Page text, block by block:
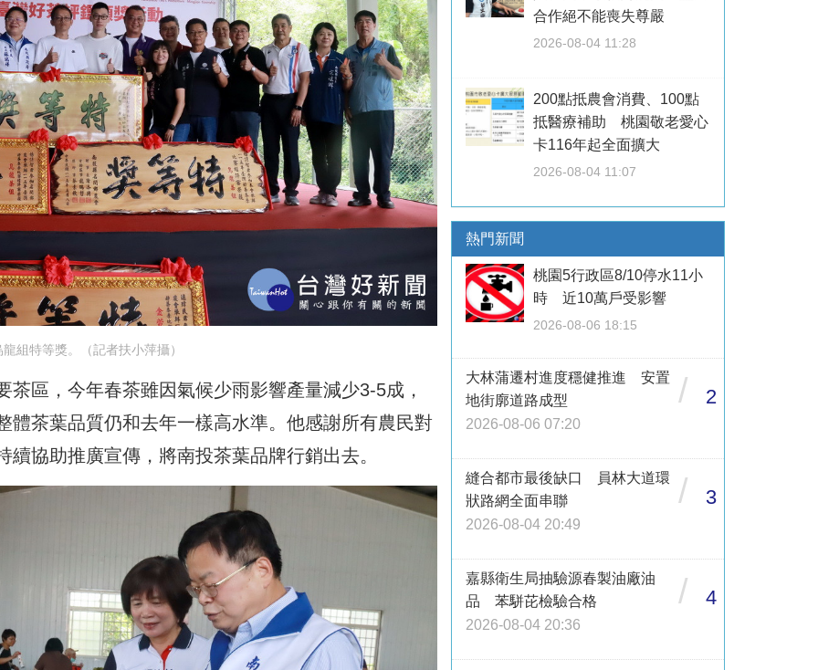
組特等獎。（記者扶小萍攝）
區，今年春茶雖因氣候少雨影響產量減少3-5成，
體茶葉品質仍和去年一樣高水準。他感謝所有農民對
協助推廣宣傳，將南投茶葉品牌行銷出去。
合作絕不能喪失尊嚴
2026-08-04 11:28
200點抵農會消費、100點
抵醫療補助 桃園敬老愛心
卡116年起全面擴大
2026-08-04 11:07
熱門新聞
桃園5行政區8/10停水11小
時 近10萬戶受影響
2026-08-06 18:15
大林蒲遷村進度穩健推進 安置
地街廓道路成型
2026-08-06 07:20
/ 2
縫合都市最後缺口 員林大道環
狀路網全面串聯
2026-08-04 20:49
/ 3
嘉縣衛生局抽驗源春製油廠油
品 苯駢芘檢驗合格
2026-08-04 20:36
/ 4